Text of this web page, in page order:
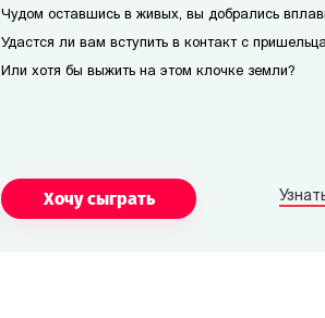
Чудом оставшись в живых, вы добрались
Удастся ли вам вступить в контакт с
Или хотя бы выжить на этом клочке земли?
Хочу сыграть